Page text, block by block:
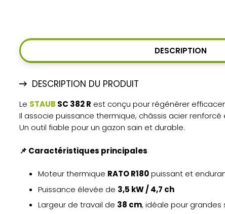
DESCRIPTION
DESCRIPTION DU PRODUIT
Le STAUB SC 382 R est conçu pour régénérer
Il associe puissance thermique, châssis acier renforcé
Un outil fiable pour un gazon sain et durable.
📌 Caractéristiques principales
Moteur thermique RATO R180puissant et
Puissance élevée de 3,5 kW / 4,7 ch
Largeur de travail de 38 cm, idéale pour grandes